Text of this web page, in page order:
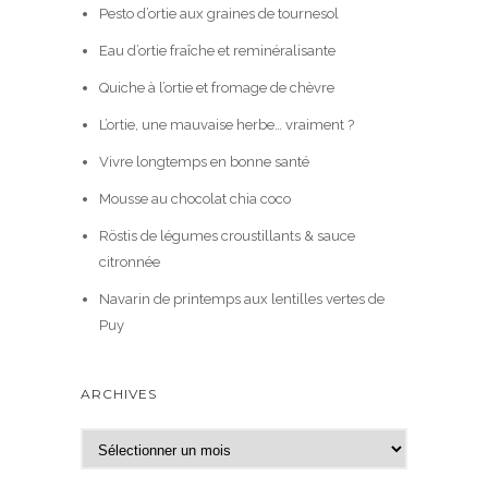
Pesto d’ortie aux graines de tournesol
Eau d’ortie fraîche et reminéralisante
Quiche à l’ortie et fromage de chèvre
L’ortie, une mauvaise herbe… vraiment ?
Vivre longtemps en bonne santé
Mousse au chocolat chia coco
Röstis de légumes croustillants & sauce
citronnée
Navarin de printemps aux lentilles vertes de
Puy
ARCHIVES
r